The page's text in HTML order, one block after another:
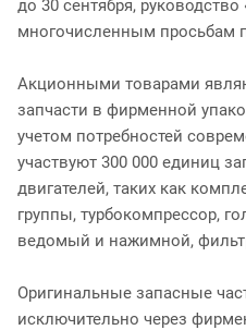
до 30 сентября,
многочисленным просьбам
Акционными товарами
запчасти в фирменной
учетом потребностей
участвуют 300 000 единиц
двигателей, таких как
группы, турбокомпрессор,
ведомый и нажимной,
Оригинальные запасные
исключительно через